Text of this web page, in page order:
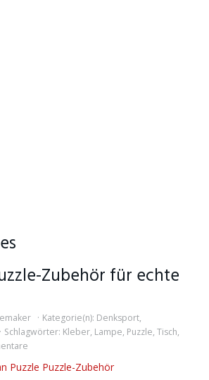
Zubehör für echte
Kategorie(n): Denksport,
Schlagwörter: Kleber, Lampe, Puzzle, Tisch,